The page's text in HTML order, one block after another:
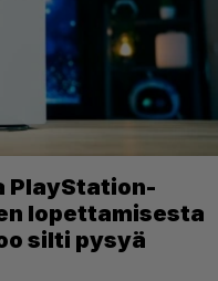
PlayStation-
lopettamisesta
silti pysyä